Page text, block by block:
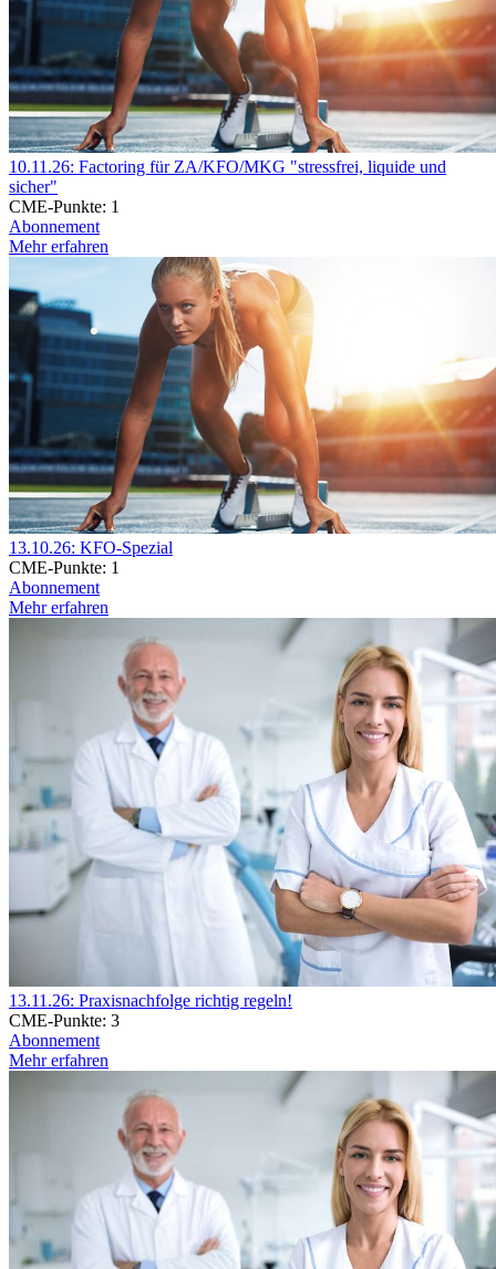
10.11.26: Factoring für ZA/KFO/MKG "stressfrei, liquide und
sicher"
CME-Punkte: 1
Abonnement
Mehr erfahren
13.10.26: KFO-Spezial
CME-Punkte: 1
Abonnement
Mehr erfahren
13.11.26: Praxisnachfolge richtig regeln!
CME-Punkte: 3
Abonnement
Mehr erfahren